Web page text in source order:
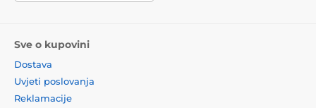
Sve o kupovini
Dostava
Uvjeti poslovanja
Reklamacije